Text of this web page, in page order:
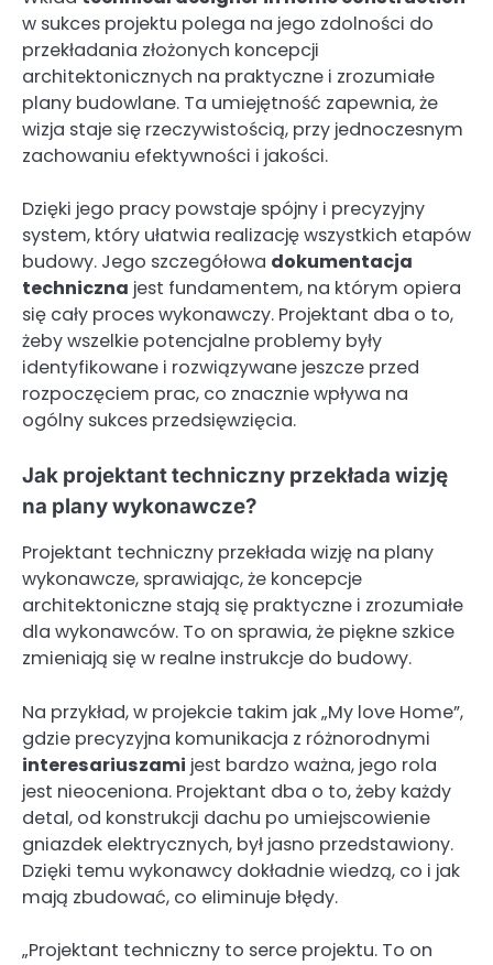
w sukces projektu polega na jego zdolności do
przekładania złożonych koncepcji
architektonicznych na praktyczne i zrozumiałe
plany budowlane. Ta umiejętność zapewnia, że
wizja staje się rzeczywistością, przy jednoczesnym
zachowaniu efektywności i jakości.
Dzięki jego pracy powstaje spójny i precyzyjny
system, który ułatwia realizację wszystkich etapów
budowy. Jego szczegółowa dokumentacja
techniczna jest fundamentem, na którym opiera
się cały proces wykonawczy. Projektant dba o to,
żeby wszelkie potencjalne problemy były
identyfikowane i rozwiązywane jeszcze przed
rozpoczęciem prac, co znacznie wpływa na
ogólny sukces przedsięwzięcia.
Jak projektant techniczny przekłada wizję
na plany wykonawcze?
Projektant techniczny przekłada wizję na plany
wykonawcze, sprawiając, że koncepcje
architektoniczne stają się praktyczne i zrozumiałe
dla wykonawców. To on sprawia, że piękne szkice
zmieniają się w realne instrukcje do budowy.
Na przykład, w projekcie takim jak „My love Home”,
gdzie precyzyjna komunikacja z różnorodnymi
interesariuszami jest bardzo ważna, jego rola
jest nieoceniona. Projektant dba o to, żeby każdy
detal, od konstrukcji dachu po umiejscowienie
gniazdek elektrycznych, był jasno przedstawiony.
Dzięki temu wykonawcy dokładnie wiedzą, co i jak
mają zbudować, co eliminuje błędy.
„Projektant techniczny to serce projektu. To on